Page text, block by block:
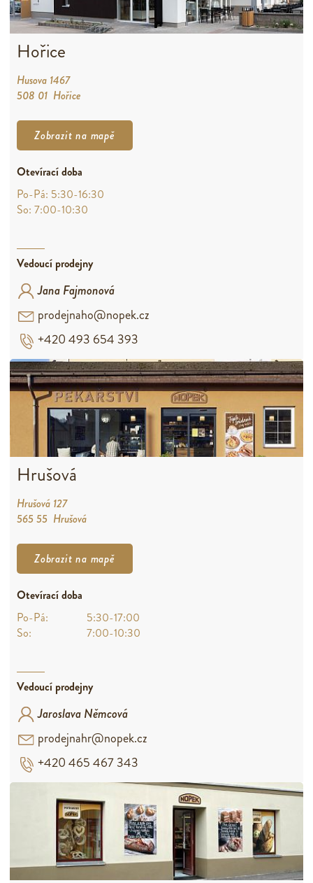
Hořice
Husova 1467
508 01 Hořice
Zobrazit na mapě
Otevírací doba
Po-Pá: 5:30-16:30
So: 7:00-10:30
Vedoucí prodejny
Jana Fajmonová
prodejnaho@nopek.cz
+420 493 654 393
Hrušová
Hrušová 127
565 55 Hrušová
Zobrazit na mapě
Otevírací doba
Po-Pá:
5:30-17:00
So:
7:00-10:30
Vedoucí prodejny
Jaroslava Němcová
prodejnahr@nopek.cz
+420 465 467 343